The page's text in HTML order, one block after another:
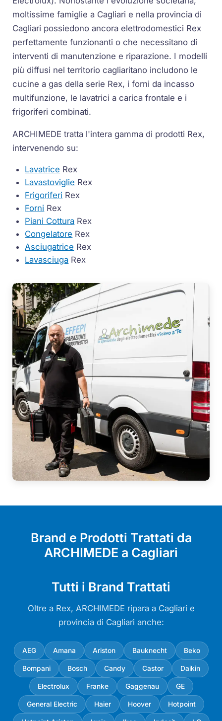
moltissime famiglie a Cagliari e nella provincia di
Cagliari possiedono ancora elettrodomestici Rex
perfettamente funzionanti o che necessitano di
interventi di manutenzione e riparazione. I modelli
più diffusi nel territorio cagliaritano includono le
cucine a gas della serie Rex, i forni da incasso
multifunzione, le lavatrici a carica frontale e i
frigoriferi combinati.
ARCHIMEDE tratta l'intera gamma di prodotti Rex,
intervenendo su:
Lavatrice Rex
Lavastoviglie Rex
Frigoriferi Rex
Forni Rex
Piani Cottura Rex
Congelatore Rex
Asciugatrice Rex
Lavasciuga Rex
Brand e Prodotti Trattati da
ARCHIMEDE a Cagliari
Tutti i Brand Trattati
Oltre a Rex, ARCHIMEDE ripara a Cagliari e
provincia di Cagliari anche:
AEG Amana Ariston Bauknecht Beko
Bompani Bosch Candy Castor Daikin
Electrolux Franke Gaggenau GE
General Electric Haier Hoover Hotpoint